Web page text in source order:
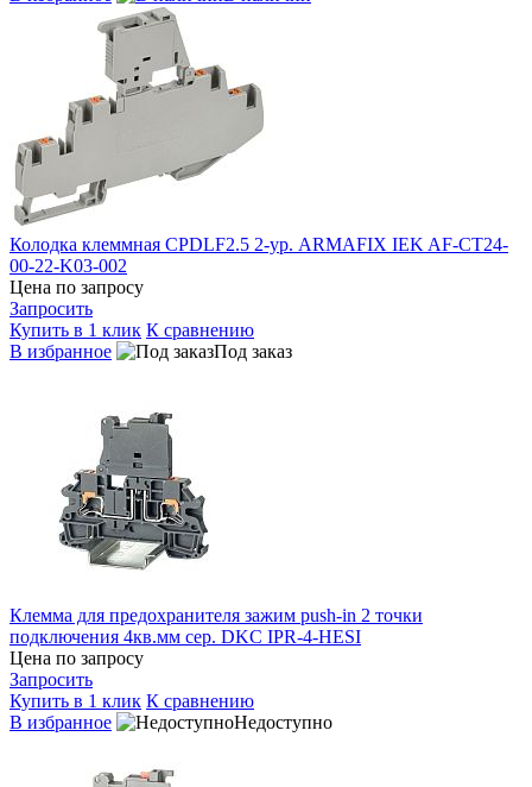
Колодка клеммная CPDLF2.5 2-ур. ARMAFIX IEK AF-CT24-
00-22-K03-002
Цена по запросу
Запросить
Купить в 1 клик К сравнению
В избранное
Под заказ
Клемма для предохранителя зажим push-in 2 точки
подключения 4кв.мм сер. DKC IPR-4-HESI
Цена по запросу
Запросить
Купить в 1 клик К сравнению
В избранное
Недоступно